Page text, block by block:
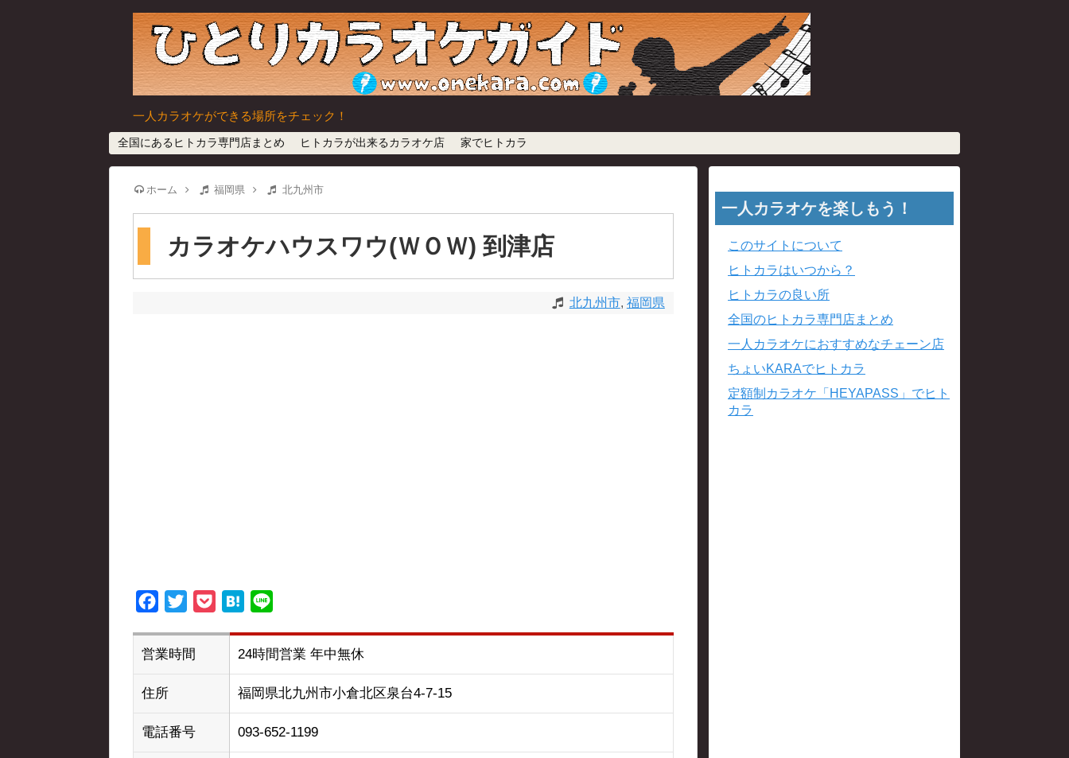
一人カラオケができる場所をチェック！
全国にあるヒトカラ専門店まとめ ヒトカラが出来るカラオケ店 家でヒトカラ
ホーム 福岡県 北九州市
カラオケハウスワウ(ＷＯＷ) 到津店
北九州市, 福岡県
Facebook
Twitter PocketHatena
営業時間 24時間営業 年中無休
住所 福岡県北九州市小倉北区泉台4-7-15
電話番号 093-652-1199
一人カラオケを楽しもう！
このサイトについて
ヒトカラはいつから？
ヒトカラの良い所
全国のヒトカラ専門店まとめ
一人カラオケにおすすめなチェーン店
ちょいKARAでヒトカラ
定額制カラオケ「HEYAPASS」でヒト
カラ